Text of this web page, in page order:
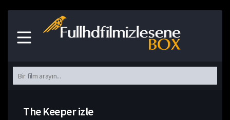
The Keeper izle